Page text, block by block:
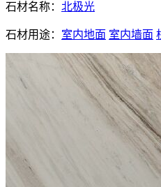
石材名称： 北极光
石材用途： 室内地面 室内墙面